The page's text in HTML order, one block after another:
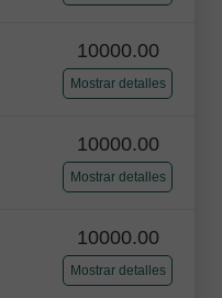
10000.00
Mostrar detalles
10000.00
Mostrar detalles
10000.00
Mostrar detalles